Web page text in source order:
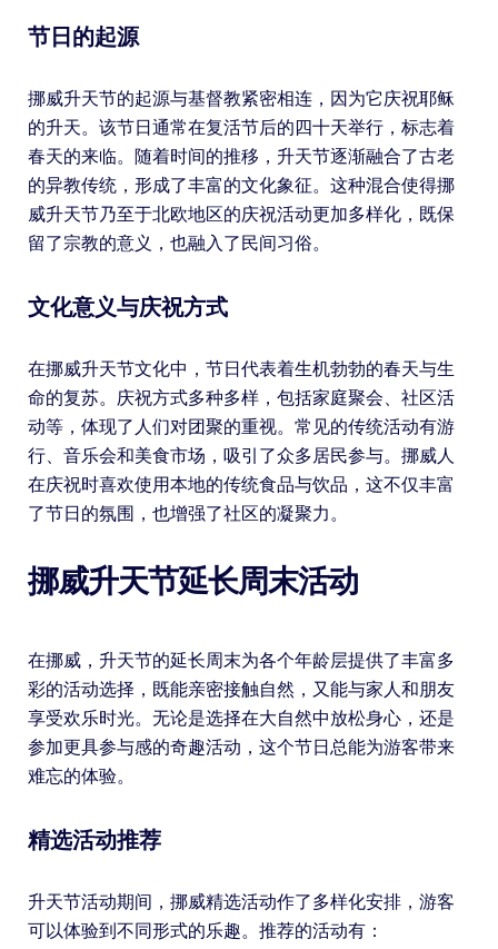
节日的起源
挪威升天节的起源与基督教紧密相连，因为它庆祝耶稣
的升天。该节日通常在复活节后的四十天举行，标志着
春天的来临。随着时间的推移，升天节逐渐融合了古老
的异教传统，形成了丰富的文化象征。这种混合使得挪
威升天节乃至于北欧地区的庆祝活动更加多样化，既保
留了宗教的意义，也融入了民间习俗。
文化意义与庆祝方式
在挪威升天节文化中，节日代表着生机勃勃的春天与生
命的复苏。庆祝方式多种多样，包括家庭聚会、社区活
动等，体现了人们对团聚的重视。常见的传统活动有游
行、音乐会和美食市场，吸引了众多居民参与。挪威人
在庆祝时喜欢使用本地的传统食品与饮品，这不仅丰富
了节日的氛围，也增强了社区的凝聚力。
挪威升天节延长周末活动
在挪威，升天节的延长周末为各个年龄层提供了丰富多
彩的活动选择，既能亲密接触自然，又能与家人和朋友
享受欢乐时光。无论是选择在大自然中放松身心，还是
参加更具参与感的奇趣活动，这个节日总能为游客带来
难忘的体验。
精选活动推荐
升天节活动期间，挪威精选活动作了多样化安排，游客
可以体验到不同形式的乐趣。推荐的活动有：